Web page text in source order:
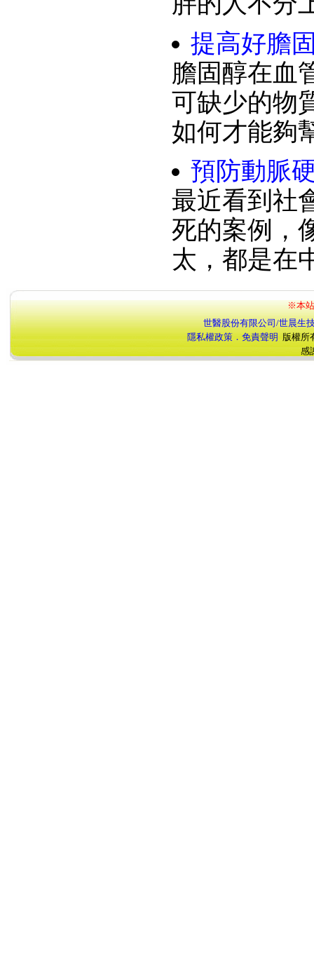
提高好膽
膽固醇在血
可缺少的物
如何才能夠
預防動脈
最近看到社
死的案例，
太，都是在
※本站
世醫股份有限公司/世晨生
隱私權政策．免責聲明 版權所
感